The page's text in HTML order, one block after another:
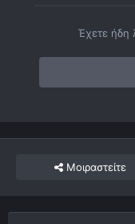
Έχετε ήδη
Μοιραστείτε